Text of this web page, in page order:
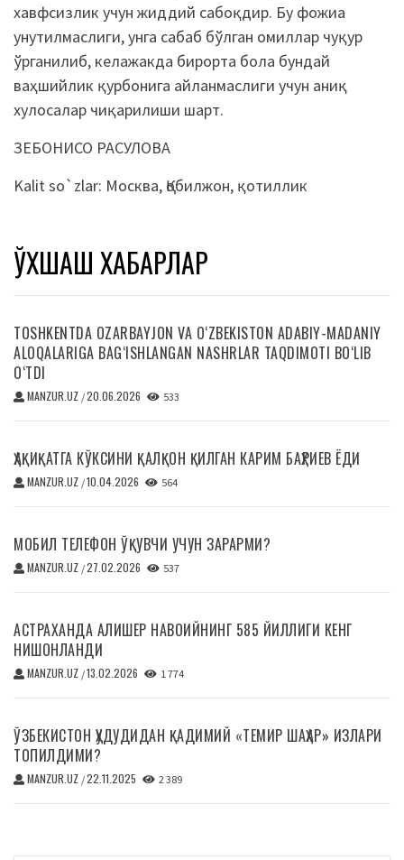
хавфсизлик учун жиддий сабоқдир. Бу фожиа
унутилмаслиги, унга сабаб бўлган омиллар чуқур
ўрганилиб, келажакда бирорта бола бундай
ваҳшийлик қурбонига айланмаслиги учун аниқ
хулосалар чиқарилиши шарт.
ЗEБОНИСО РАСУЛОВА
Kalit so`zlar: Москва, Қобилжон, қотиллик
ЎХШАШ ХАБАРЛАР
TOSHKENTDA OZARBAYJON VA O‘ZBEKISTON ADABIY-MADANIY
ALOQALARIGA BAG‘ISHLANGAN NASHRLAR TAQDIMOTI BO‘LIB
O‘TDI
MANZUR.UZ /20.06.2026 533
ҲАҚИҚАТГА КЎКСИНИ ҚАЛҚОН ҚИЛГАН КАРИМ БАҲРИЕВ ЁДИ
MANZUR.UZ /10.04.2026 564
МОБИЛ ТЕЛЕФОН ЎҚУВЧИ УЧУН ЗАРАРМИ?
MANZUR.UZ /27.02.2026 537
АСТРАХАНДА АЛИШЕР НАВОИЙНИНГ 585 ЙИЛЛИГИ КЕНГ
НИШОНЛАНДИ
MANZUR.UZ /13.02.2026 1 774
ЎЗБЕКИСТОН ҲУДУДИДАН ҚАДИМИЙ «ТЕМИР ШАҲАР» ИЗЛАРИ
ТОПИЛДИМИ?
MANZUR.UZ /22.11.2025 2 389